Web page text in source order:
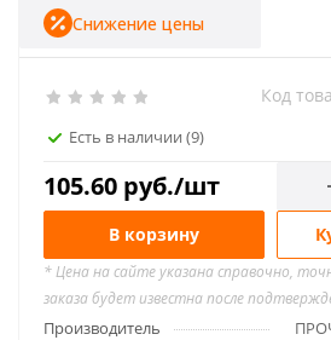
Есть в наличии (9)
Код
105.60 руб./шт
Снижение цены
В корзину
* Цена на сайте указана справочно,
заказа будет известна после
Производитель